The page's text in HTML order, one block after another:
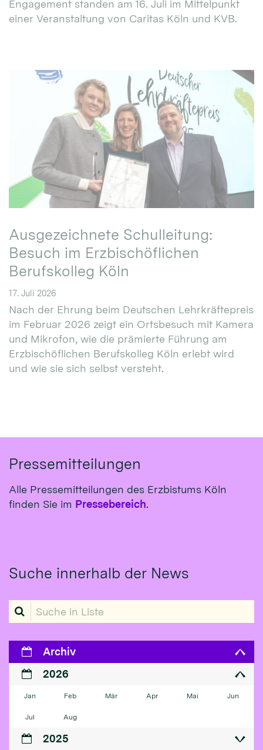
Engagement standen am 16. Juli im Mittelpunkt
einer Veranstaltung von Caritas Köln und KVB.
Ausgezeichnete Schulleitung:
Besuch im Erzbischöflichen
Berufskolleg Köln
17. Juli 2026
Nach der Ehrung beim Deutschen Lehrkräftepreis
im Februar 2026 zeigt ein Ortsbesuch mit Kamera
und Mikrofon, wie die prämierte Führung am
Erzbischöflichen Berufskolleg Köln erlebt wird
und wie sie sich selbst versteht.
Pressemitteilungen
Alle Pressemitteilungen des Erzbistums Köln
finden Sie im Pressebereich.
Suche innerhalb der News
Suche in Liste
Archiv
2026
Jan Feb Mär Apr Mai Jun
Jul Aug
2025